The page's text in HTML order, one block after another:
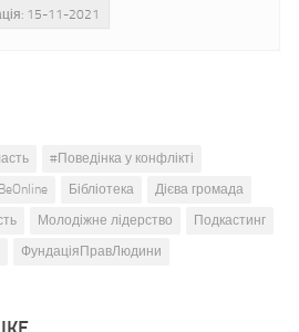
15-11-2021
#Поведінка у конфлікті
Бібліотека
Дієва громада
Молодіжне лідерство
Подкастинг
ФундаціяПравЛюдини